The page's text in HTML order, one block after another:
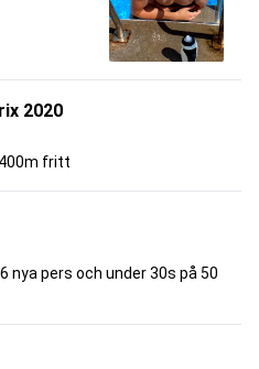
2020
fritt
nya pers och under 30s på 50